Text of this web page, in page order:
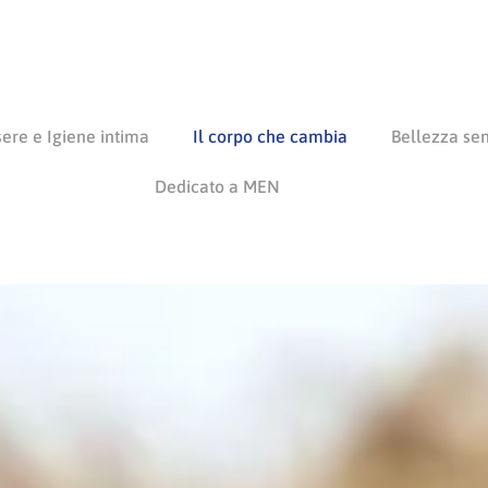
e Igiene intima Il corpo che cambia Bellezza
Dedicato a MEN